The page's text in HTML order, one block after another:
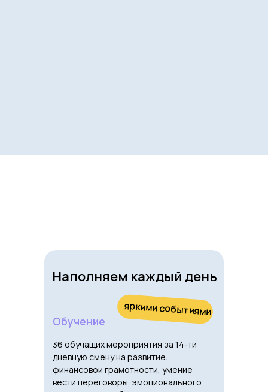
Обучение
36 обучащих мероприятия за 14-ти
дневную смену на развитие:
финансовой грамотности, умение
вести переговоры, эмоционального
Наполняем каждый день
яркими событиями